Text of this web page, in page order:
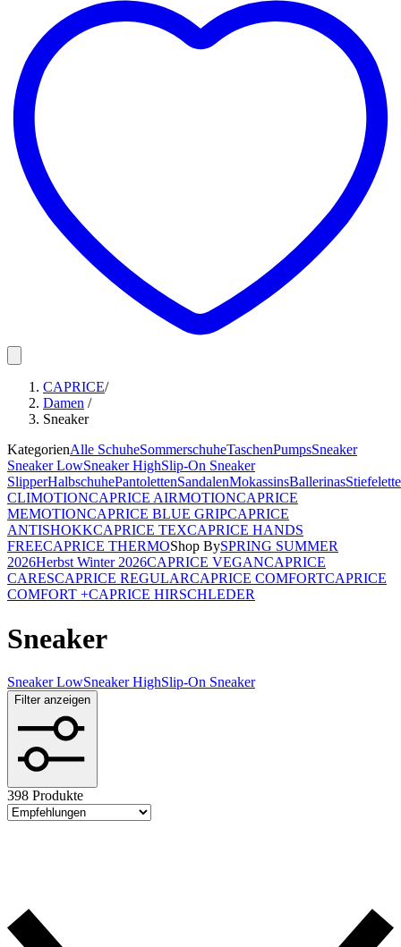
CAPRICE/
Damen /
Sneaker
KategorienAlle SchuheSommerschuheTaschenPumpsSneaker
Sneaker LowSneaker HighSlip-On Sneaker
SlipperHalbschuhePantolettenSandalenMokassinsBallerinas
CLIMOTIONCAPRICE AIRMOTIONCAPRICE
MEMOTIONCAPRICE BLUE GRIPCAPRICE
ANTISHOKKCAPRICE TEXCAPRICE HANDS
FREECAPRICE THERMOShop BySPRING SUMMER
2026Herbst Winter 2026CAPRICE VEGANCAPRICE
CARESCAPRICE REGULARCAPRICE COMFORTCAPRICE
COMFORT +CAPRICE HIRSCHLEDER
Sneaker
Sneaker LowSneaker HighSlip-On Sneaker
Filter anzeigen
398 Produkte